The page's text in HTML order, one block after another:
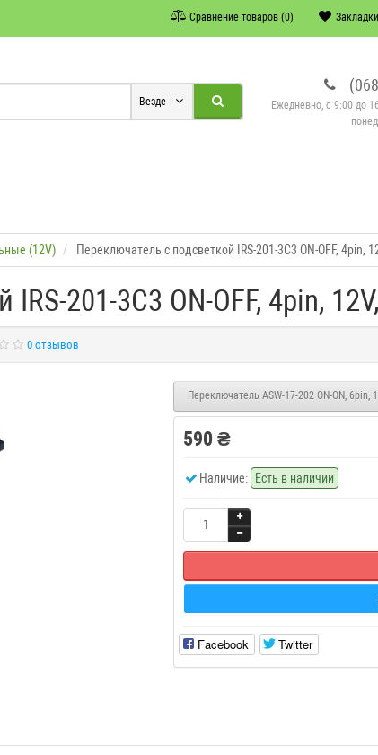
Сравнение товаров (0)
Ежедневно, с 9:00 до
Везде
(12V) Переключатель с подсветкой IRS-201-3C3 ON-OFF, 4pin,
201-3C3 ON-OFF, 4pin,
0 отзывов
Переключатель ASW-17-202 ON-ON, 6pin,
590 ₴
Наличие: Есть в наличии
Facebook Twitter